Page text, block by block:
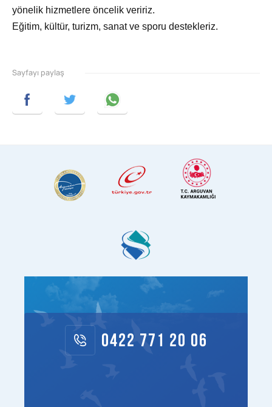
yönelik hizmetlere öncelik veririz.
Eğitim, kültür, turizm, sanat ve sporu destekleriz.
Sayfayı paylaş
0422 771 20 06